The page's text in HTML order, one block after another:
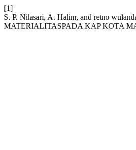
[1]
S. P. Nilasari, A. Halim, and retno
MATERIALITASPADA KAP KOTA